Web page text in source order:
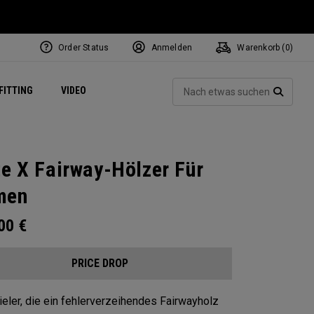
VIDEO Exclusive Mavrik Complete Sets
Exklusiv - Golfbälle
Women's Golf Balls
Exklusiv - Zubehör
Regional Performance Centers
Order Status Anmelden Warenkorb ( 0)
X Fairway-Hölzer Für
€
PRICE DROP
die ein fehlerverzeihendes Fairwayholz